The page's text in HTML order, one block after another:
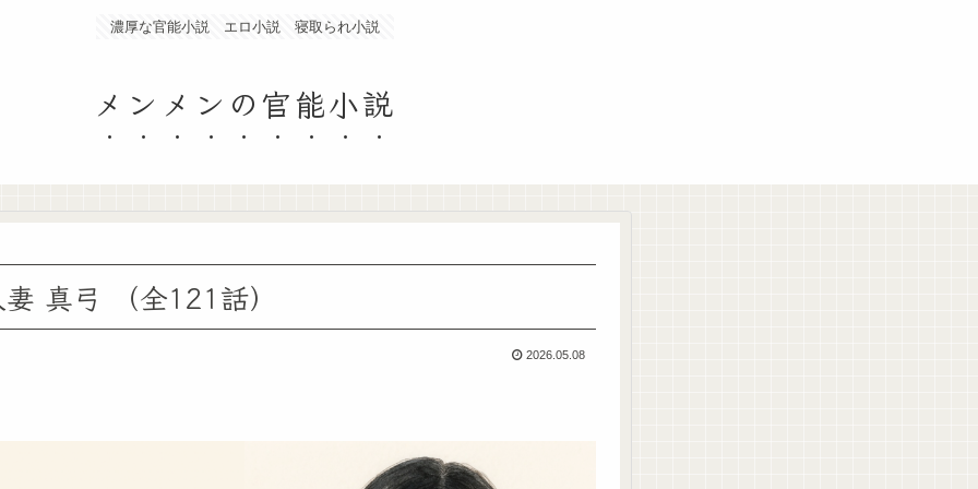
濃厚な官能小説 エロ小説 寝取られ小説
メンメンの官能小説
真弓 （全121話）
2026.05.08